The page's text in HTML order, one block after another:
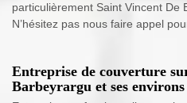
particulièrement Saint Vincent De
N’hésitez pas nous faire appel
Entreprise de couverture
Barbeyrargu et ses environs